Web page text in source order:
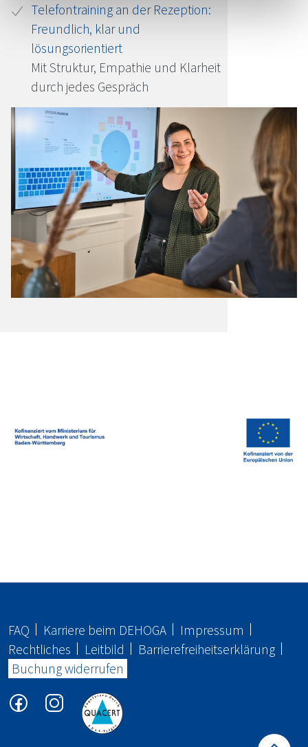
Telefontraining an der Rezeption:
Freundlich, klar und
lösungsorientiert
Mit Struktur, Empathie und Klarheit
durch jedes Gespräch
FAQ Karriere beim DEHOGA
Impressum
Rechtliches
Leitbild
Barrierefreiheitserklärung
Buchung widerrufen